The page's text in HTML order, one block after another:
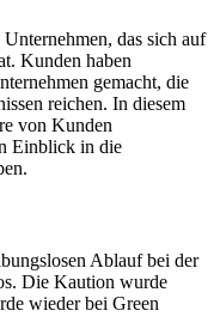
das sich auf
Kunden haben
gemacht, die
reichen. In diesem
von Kunden
Einblick in die
Ablauf bei der
Die Kaution wurde
wieder bei Green